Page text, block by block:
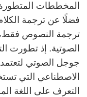
المخططات
فضلًا عن ترجمة
ترجمة النصوص
الصوتية. إذ تطورت
جوجل الصوتي
الاصطناعي التي
التعرف على اللغة